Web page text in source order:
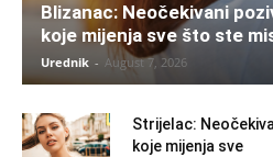
Blizanac: Neočekivani
koje mijenja sve što ste
Urednik - August 7, 2026
Strijelac:
koje mijenja sve